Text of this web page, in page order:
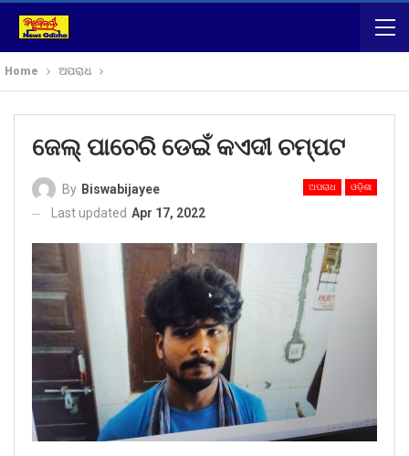
Home ଅପରାଧ
ଜେଲ୍ ପାଚେରି ଡେଇଁ କଏଦୀ ଚମ୍ପଟ
ଅପରାଧ ଓଡ଼ିଶା
By Biswabijayee
Last updated Apr 17, 2022